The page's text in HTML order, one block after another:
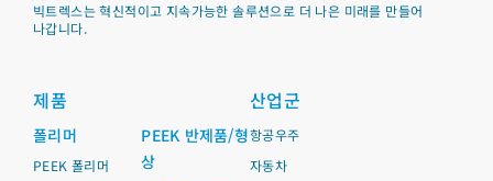
빅트렉스는 혁신적이고 지속가능한 솔루션으로 더 나은 미래를 만들어
나갑니다.
제품
폴리머
PEEK 폴리머
PEEK 반제품/형
상
산업군
항공우주
자동차